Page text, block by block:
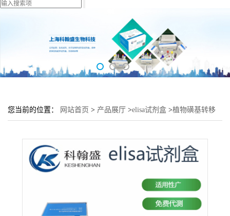
您当前的位置： 网站首页 > 产品展厅 >elisa试剂盒 >植物磺基转移